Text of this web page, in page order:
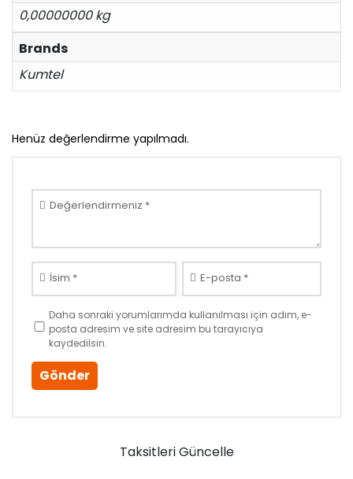
0,00000000 kg
Brands
Kumtel
Henüz değerlendirme yapılmadı.
Değerlendirmeniz *
İsim * E-posta *
Daha sonraki yorumlarımda kullanılması için adım, e-
posta adresim ve site adresim bu tarayıcıya
kaydedilsin.
Taksitleri Güncelle